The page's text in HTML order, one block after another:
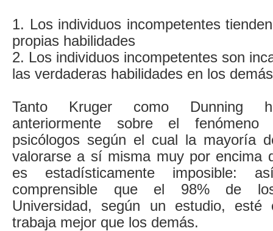
1. Los individuos incompetentes
propias habilidades
2. Los individuos incompetentes son
las verdaderas habilidades en los
Tanto Kruger como Dunning
anteriormente sobre el
psicólogos según el cual la mayoría
valorarse a sí misma muy por encima
es estadísticamente imposible:
comprensible que el 98% de
Universidad, según un estudio, esté
trabaja mejor que los demás.